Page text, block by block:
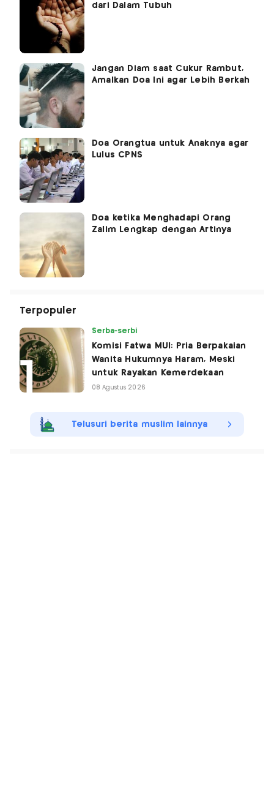
dari Dalam Tubuh
Jangan Diam saat Cukur Rambut,
Amalkan Doa Ini agar Lebih Berkah
Doa Orangtua untuk Anaknya agar
Lulus CPNS
Doa ketika Menghadapi Orang
Zalim Lengkap dengan Artinya
Terpopuler
Serba-serbi
Komisi Fatwa MUI: Pria Berpakaian
Wanita Hukumnya Haram, Meski
untuk Rayakan Kemerdekaan
08 Agustus 2026
Telusuri berita muslim lainnya